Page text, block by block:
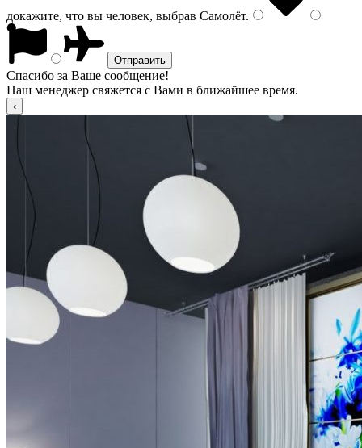
докажите, что вы человек, выбрав Самолёт.
Спасибо за Ваше сообщение!
Наш менеджер свяжется с Вами в ближайшее время.